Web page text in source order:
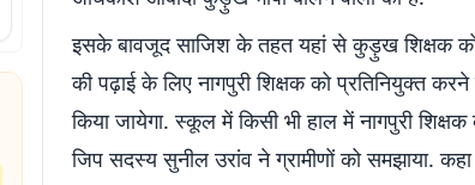
इसके बावजूद साजिश के तहत यहां से कुड़ुख शिक्षक
की पढ़ाई के लिए नागपुरी शिक्षक को प्रतिनियुक्त
किया जायेगा. स्कूल में किसी भी हाल में नागपुरी
जिप सदस्य सुनील उरांव ने ग्रामीणों को समझाया.